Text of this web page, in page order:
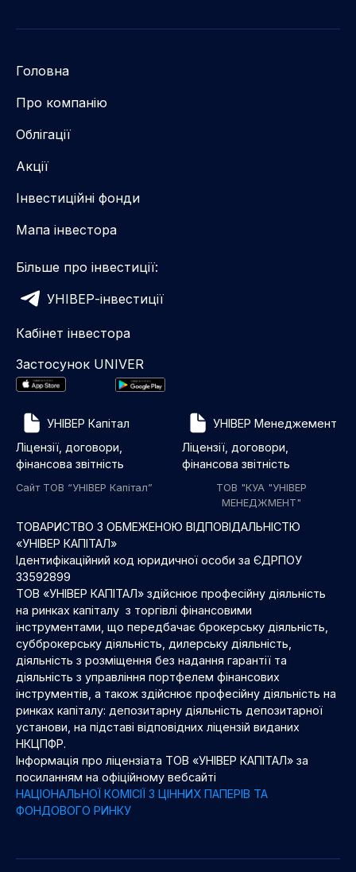
Головна
Про компанію
Облігації
Акції
Інвестиційні фонди
Мапа інвестора
Більше про інвестиції:
УНІВЕР-інвестиції
Кабінет інвестора
Застосунок UNIVER
УНІВЕР Капітал
Ліцензії, договори,
фінансова звітність
Сайт ТОВ “УНІВЕР Капітал”
УНІВЕР Менеджемент
Ліцензії, договори,
фінансова звітність
ТОВ "КУА "УНІВЕР
МЕНЕДЖМЕНТ"
ТОВАРИСТВО З ОБМЕЖЕНОЮ ВІДПОВІДАЛЬНІСТЮ
«УНІВЕР КАПІТАЛ»
Ідентифікаційний код юридичної особи за ЄДРПОУ
33592899
ТОВ «УНІВЕР КАПІТАЛ» здійснює професійну діяльність
на ринках капіталу з торгівлі фінансовими
інструментами, що передбачає брокерську діяльність,
субброкерську діяльність, дилерську діяльність,
діяльність з розміщення без надання гарантії та
діяльність з управління портфелем фінансових
інструментів, а також здійснює професійну діяльність на
ринках капіталу: депозитарну діяльність депозитарної
установи, на підставі відповідних ліцензій виданих
НКЦПФР.
Інформація про ліцензіата ТОВ «УНІВЕР КАПІТАЛ» за
посиланням на офіційному вебсайті
НАЦІОНАЛЬНОЇ КОМІСІЇ З ЦІННИХ ПАПЕРІВ ТА
ФОНДОВОГО РИНКУ